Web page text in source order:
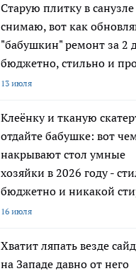
Старую плитку в
снимаю, вот как
"бабушкин" ремонт за 2
бюджетно, стильно и
13 июля
Клеёнку и тканую
отдайте бабушке: вот
накрывают стол умные
хозяйки в 2026 году -
бюджетно и никакой
16 июля
Хватит ляпать везде
на Западе давно от него